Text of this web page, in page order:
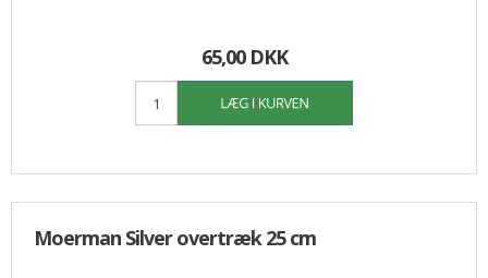
65,00 DKK
Moerman Silver overtræk 25 cm